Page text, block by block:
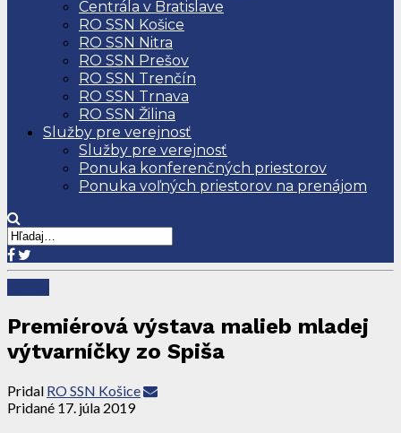
Centrála v Bratislave
RO SSN Košice
RO SSN Nitra
RO SSN Prešov
RO SSN Trenčín
RO SSN Trnava
RO SSN Žilina
Služby pre verejnosť
Služby pre verejnosť
Ponuka konferenčných priestorov
Ponuka voľných priestorov na prenájom
Premiérová výstava malieb mladej
výtvarníčky zo Spiša
Pridal RO SSN Košice
Pridané 17. júla 2019